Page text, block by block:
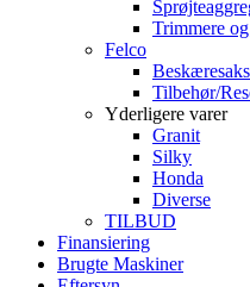
Trimmere
Felco
Tilbehør/
Yderligere varer
Granit
Silky
Honda
Diverse
TILBUD
Finansiering
Brugte Maskiner